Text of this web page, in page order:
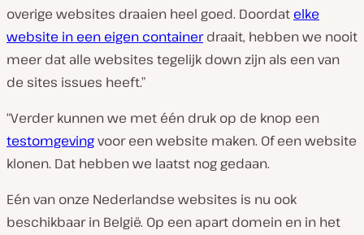
overige websites draaien heel goed. Doordat elke
website in een eigen containerdraait, hebben we nooit
meer dat alle websites tegelijk down zijn als een van
de sites issues heeft.”
“Verder kunnen we met één druk op de knop een
testomgevingvoor een website maken. Of een website
klonen. Dat hebben we laatst nog gedaan.
Eén van onze Nederlandse websites is nu ook
beschikbaar in België. Op een apart domein en in het